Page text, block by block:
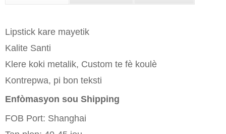
Lipstick kare mayetik
Kalite Santi
Klere koki metalik, Custom te fè koulè
Kontrepwa, pi bon teksti
Enfòmasyon sou Shipping
FOB Port: Shanghai